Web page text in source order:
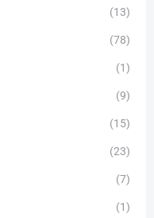
(13)
(78)
(1)
(9)
(15)
(23)
(7)
(1)